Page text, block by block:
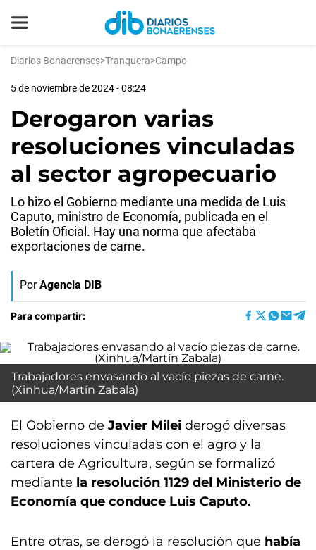
Diarios Bonaerenses>Tranquera>Campo
5 de noviembre de 2024 - 08:24
Derogaron varias
resoluciones vinculadas
al sector agropecuario
Lo hizo el Gobierno mediante una medida de Luis
Caputo, ministro de Economía, publicada en el
Boletín Oficial. Hay una norma que afectaba
exportaciones de carne.
Por Agencia DIB
Para compartir:
Trabajadores envasando al vacío piezas de carne.
(Xinhua/Martín Zabala)
El Gobierno de Javier Milei derogó diversas
resoluciones vinculadas con el agro y la
cartera de Agricultura, según se formalizó
mediante la resolución 1129 del Ministerio de
Economía que conduce Luis Caputo.
Entre otras, se derogó la resolución que había